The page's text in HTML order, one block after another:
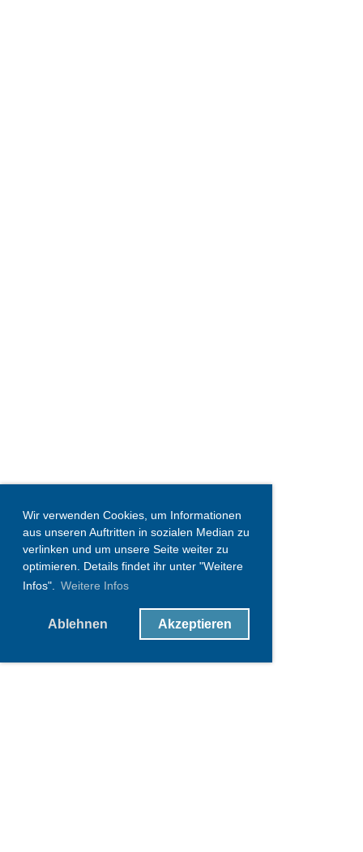
Wir verwenden Cookies, um Informationen
aus unseren Auftritten in sozialen Median zu
verlinken und um unsere Seite weiter zu
optimieren. Details findet ihr unter "Weitere
Infos". Weitere Infos
Ablehnen Akzeptieren